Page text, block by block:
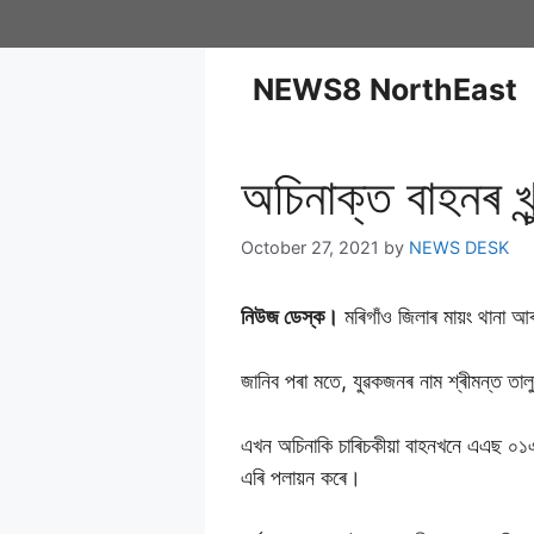
NEWS8 NorthEast
অচিনাক্ত বাহনৰ
October 27, 2021 by NEWS DESK
নিউজ ডেস্ক। মৰিগাঁও জিলাৰ মায়ং থানা
জানিব পৰা মতে, যুৱকজনৰ নাম শ্ৰীমন্ত
এখন অচিনাকি চাৰিচকীয়া বাহনখনে এএছ
এৰি পলায়ন কৰে।